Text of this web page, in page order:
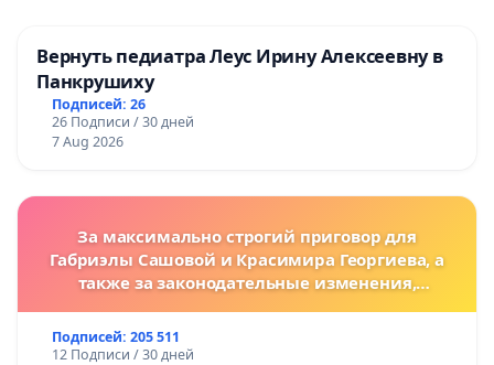
Вернуть педиатра Леус Ирину Алексеевну в
Панкрушиху
Подписей: 26
26 Подписи / 30 дней
7 Aug 2026
За максимально строгий приговор для
Габриэлы Сашовой и Красимира Георгиева, а
также за законодательные изменения,
за преступления против животных!
Подписей: 205 511
12 Подписи / 30 дней